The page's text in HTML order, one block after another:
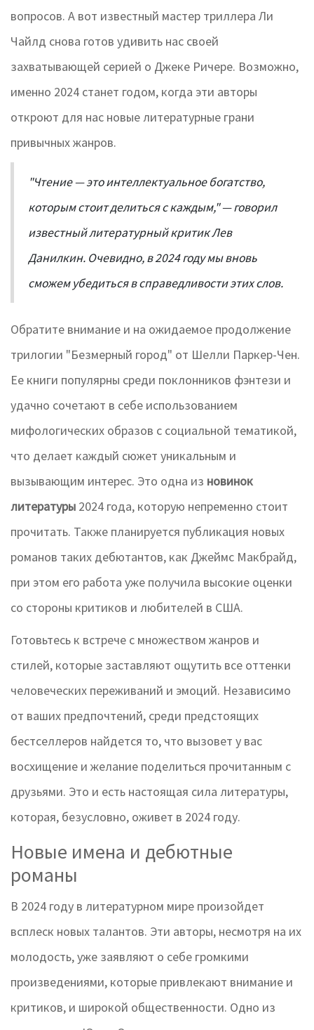
вопросов. А вот известный мастер триллера Ли
Чайлд снова готов удивить нас своей
захватывающей серией о Джеке Ричере. Возможно,
именно 2024 станет годом, когда эти авторы
откроют для нас новые литературные грани
привычных жанров.
"Чтение — это интеллектуальное богатство,
которым стоит делиться с каждым," — говорил
известный литературный критик Лев
Данилкин. Очевидно, в 2024 году мы вновь
сможем убедиться в справедливости этих слов.
Обратите внимание и на ожидаемое продолжение
трилогии "Безмерный город" от Шелли Паркер-Чен.
Ее книги популярны среди поклонников фэнтези и
удачно сочетают в себе использованием
мифологических образов с социальной тематикой,
что делает каждый сюжет уникальным и
вызывающим интерес. Это одна из новинок
литературы 2024 года, которую непременно стоит
прочитать. Также планируется публикация новых
романов таких дебютантов, как Джеймс Макбрайд,
при этом его работа уже получила высокие оценки
со стороны критиков и любителей в США.
Готовьтесь к встрече с множеством жанров и
стилей, которые заставляют ощутить все оттенки
человеческих переживаний и эмоций. Независимо
от ваших предпочтений, среди предстоящих
бестселлеров найдется то, что вызовет у вас
восхищение и желание поделиться прочитанным с
друзьями. Это и есть настоящая сила литературы,
которая, безусловно, оживет в 2024 году.
Новые имена и дебютные
романы
В 2024 году в литературном мире произойдет
всплеск новых талантов. Эти авторы, несмотря на их
молодость, уже заявляют о себе громкими
произведениями, которые привлекают внимание и
критиков, и широкой общественности. Одно из